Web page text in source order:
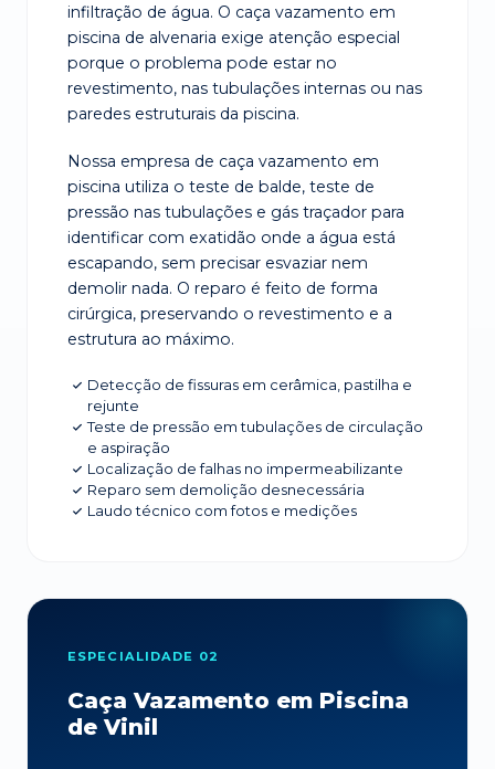
infiltração de água. O caça vazamento em
piscina de alvenaria exige atenção especial
porque o problema pode estar no
revestimento, nas tubulações internas ou nas
paredes estruturais da piscina.
Nossa empresa de caça vazamento em
piscina utiliza o teste de balde, teste de
pressão nas tubulações e gás traçador para
identificar com exatidão onde a água está
escapando, sem precisar esvaziar nem
demolir nada. O reparo é feito de forma
cirúrgica, preservando o revestimento e a
estrutura ao máximo.
Detecção de fissuras em cerâmica, pastilha e
rejunte
Teste de pressão em tubulações de circulação
e aspiração
Localização de falhas no impermeabilizante
Reparo sem demolição desnecessária
Laudo técnico com fotos e medições
ESPECIALIDADE 02
Caça Vazamento em Piscina
de Vinil